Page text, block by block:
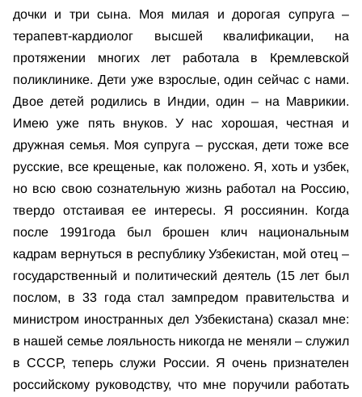
дочки и три сына. Моя милая и дорогая супруга –
терапевт-кардиолог высшей квалификации, на
протяжении многих лет работала в Кремлевской
поликлинике. Дети уже взрослые, один сейчас с нами.
Двое детей родились в Индии, один – на Маврикии.
Имею уже пять внуков. У нас хорошая, честная и
дружная семья. Моя супруга – русская, дети тоже все
русские, все крещеные, как положено. Я, хоть и узбек,
но всю свою сознательную жизнь работал на Россию,
твердо отстаивая ее интересы. Я россиянин. Когда
после 1991года был брошен клич национальным
кадрам вернуться в республику Узбекистан, мой отец –
государственный и политический деятель (15 лет был
послом, в 33 года стал зампредом правительства и
министром иностранных дел Узбекистана) сказал мне:
в нашей семье лояльность никогда не меняли – служил
в СССР, теперь служи России. Я очень признателен
российскому руководству, что мне поручили работать